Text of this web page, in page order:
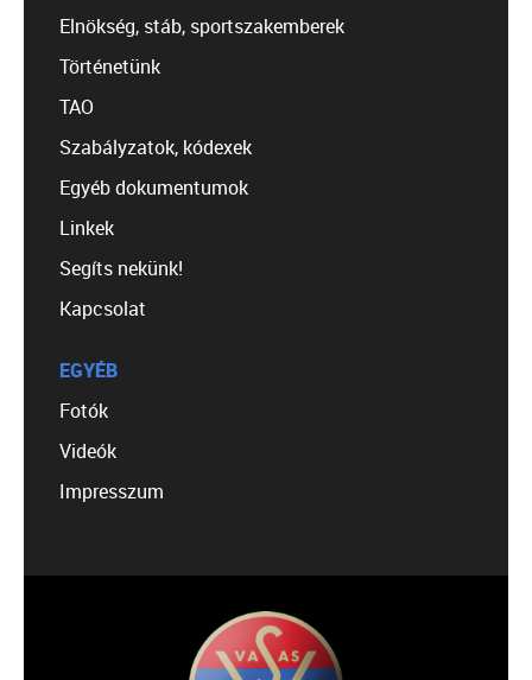
Elnökség, stáb, sportszakemberek
Történetünk
TAO
Szabályzatok, kódexek
Egyéb dokumentumok
Linkek
Segíts nekünk!
Kapcsolat
EGYÉB
Fotók
Videók
Impresszum